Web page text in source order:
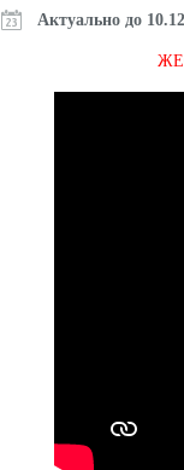
Актуально до